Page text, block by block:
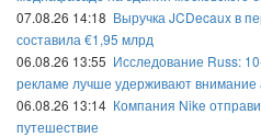
07.08.26 14:18 Выручка JCDecaux в
составила €1,95 млрд
06.08.26 13:55 Исследование Russ:
рекламе лучше удерживают внимание
06.08.26 13:14 Компания Nike
путешествие